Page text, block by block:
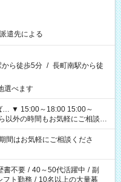
遣先による
から徒歩5分 / 長町南駅から徒
選べます
はお気軽にご相談くださ
書不要 / 40～50代活躍中 / 副
フト勤務 / 10名以上の大量募